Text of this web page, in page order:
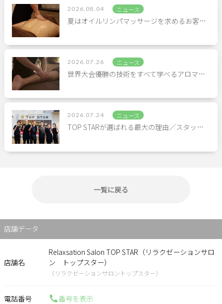
2026.08.04 ニュース
夏はオイルリンパマッサージを求めるお客…
2026.07.26 ニュース
世界大会優勝の技術をすべて学べるアロマ…
2026.07.24 ニュース
TOP STARが選ばれる最大の理由／スタッ…
一覧に戻る
店舗データ
店舗名
Relaxsation Salon TOP STAR（リラクゼーションサロ
ン トップスター）
（リラクゼーションサロントップスター）
電話番号 番号を表示